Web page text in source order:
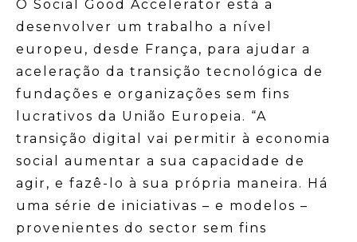
O Social Good Accelerator está a
desenvolver um trabalho a nível
europeu, desde França, para ajudar a
aceleração da transição tecnológica de
fundações e organizações sem fins
lucrativos da União Europeia. “A
transição digital vai permitir à economia
social aumentar a sua capacidade de
agir, e fazê-lo à sua própria maneira. Há
uma série de iniciativas – e modelos –
provenientes do sector sem fins